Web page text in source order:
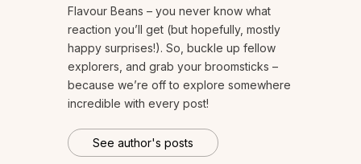
Flavour Beans – you never know what
reaction you’ll get (but hopefully, mostly
happy surprises!). So, buckle up fellow
explorers, and grab your broomsticks –
because we’re off to explore somewhere
incredible with every post!
See author's posts